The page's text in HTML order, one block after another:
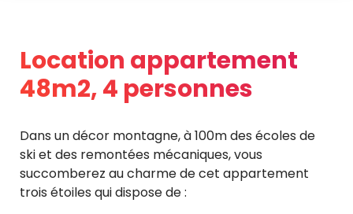
Location appartement
48m2, 4 personnes
Dans un décor montagne, à 100m des écoles de
ski et des remontées mécaniques, vous
succomberez au charme de cet appartement
trois étoiles qui dispose de :